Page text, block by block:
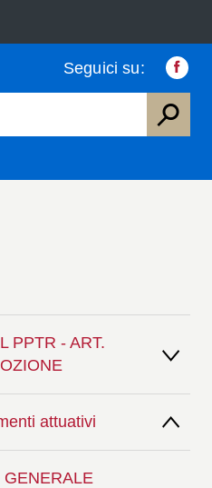
Seguici su:
PPTR - ART.
attuativi